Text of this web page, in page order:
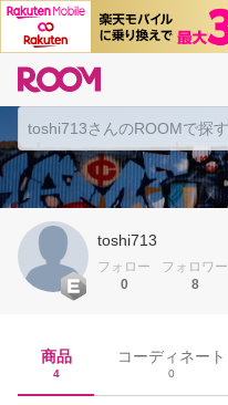
toshi713
フォロー
0
フォロワー
8
商品
4
コーディネート
0